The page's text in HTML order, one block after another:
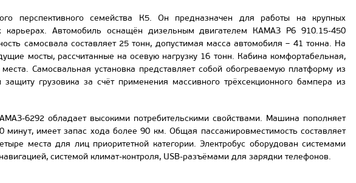
перспективного семейства К5. Он предназначен для работы на крупных
карьерах. Автомобиль оснащён дизельным двигателем КАМАЗ Р6 910.15-450
самосвала составляет 25 тонн, допустимая масса автомобиля – 41 тонна. На
мосты, рассчитанные на осевую нагрузку 16 тонн. Кабина комфортабельная,
Самосвальная установка представляет собой обогреваемую платформу из
грузовика за счёт применения массивного трёхсекционного бампера из
6292 обладает высокими потребительскими свойствами. Машина пополняет
имеет запас хода более 90 км. Общая пассажировместимость составляет
места для лиц приоритетной категории. Электробус оборудован системами
системой климат-контроля, USB-разъёмами для зарядки телефонов.